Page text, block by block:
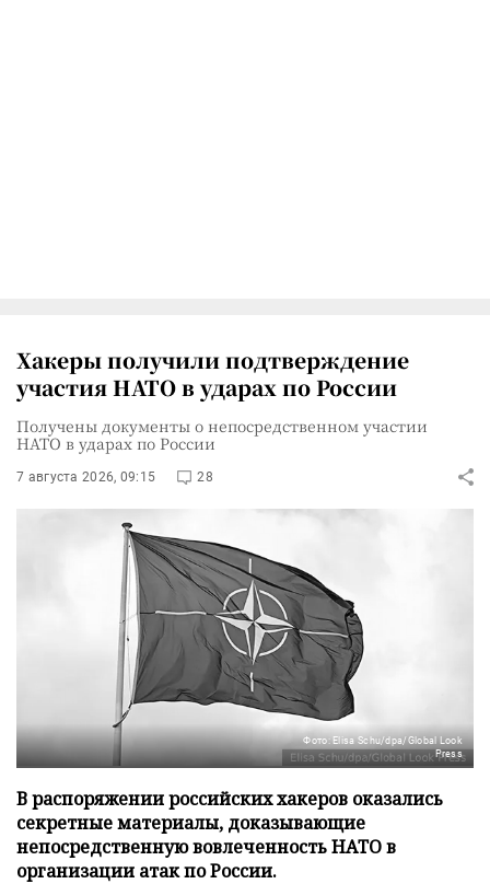
Хакеры получили подтверждение
участия НАТО в ударах по России
Получены документы о непосредственном участии
НАТО в ударах по России
7 августа 2026, 09:15 28
Фото: Elisa Schu/dpa/Global Look
Press
В распоряжении российских хакеров оказались
секретные материалы, доказывающие
непосредственную вовлеченность НАТО в
организации атак по России.